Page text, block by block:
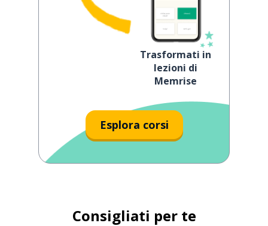
Trasformati in
lezioni di
Memrise
Esplora corsi
Consigliati per te